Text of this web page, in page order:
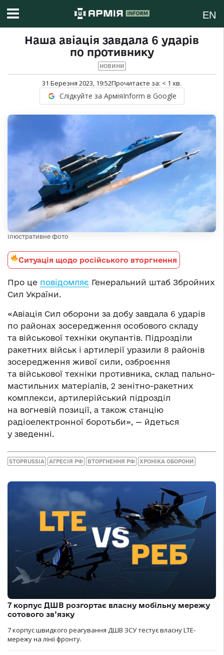
EN
Наша авіація завдала 6 ударів
по противнику
НОВИНИ
31 Березня 2023, 19:52Прочитаєте за: < 1 хв.
Слідкуйте за АрміяInform в Google
Ілюстративне фото
Ситуація щодо російського вторгнення
Про це повідомляє Генеральний штаб Збройних
Сил України.
«Авіація Сил оборони за добу завдала 6 ударів
по районах зосередження особового складу
та військової техніки окупантів. Підрозділи
ракетних військ і артилерії уразили 8 районів
зосередження живої сили, озброєння
та військової техніки противника, склад пально-
мастильних матеріалів, 2 зенітно-ракетних
комплекси, артилерійський підрозділ
на вогневій позиції, а також станцію
радіоелектронної боротьби», — йдеться
у зведенні.
STOPRUSSIA АГРЕСІЯ РФ ВТОРГНЕННЯ РФ ХРОНІКА ОБОРОНИ
7 корпус ДШВ розгортає власну мобільну мережу
сотового зв’язку
7 корпус швидкого реагування ДШВ ЗСУ тестує власну LTE-
мережу на лінії фронту.